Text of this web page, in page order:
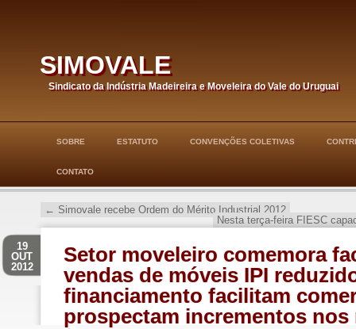
simovale
Sindicato da Indústria Madeireira e Moveleira do Vale do Uruguai
SOBRE ESTATUTO CONVENÇÕES COLETIVAS
CONTATO
← Simovale recebe Ordem do Mérito Industrial 2012
Nesta terça-feira FIESC
Setor moveleiro comemora
vendas de móveis IPI
financiamento facilitam
prospectam incrementos nos
19
OUT
2012